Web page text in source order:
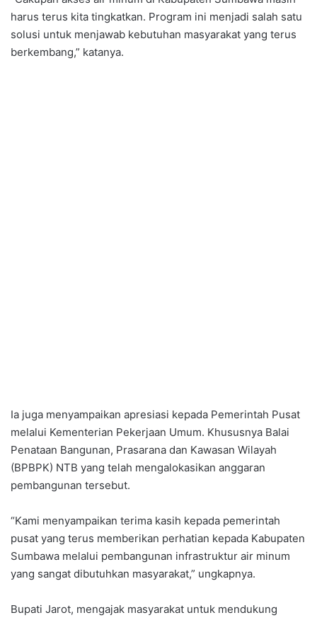
harus terus kita tingkatkan. Program ini menjadi salah satu
solusi untuk menjawab kebutuhan masyarakat yang terus
berkembang,” katanya.
Ia juga menyampaikan apresiasi kepada Pemerintah Pusat
melalui Kementerian Pekerjaan Umum. Khususnya Balai
Penataan Bangunan, Prasarana dan Kawasan Wilayah
(BPBPK) NTB yang telah mengalokasikan anggaran
pembangunan tersebut.
“Kami menyampaikan terima kasih kepada pemerintah
pusat yang terus memberikan perhatian kepada Kabupaten
Sumbawa melalui pembangunan infrastruktur air minum
yang sangat dibutuhkan masyarakat,” ungkapnya.
Bupati Jarot, mengajak masyarakat untuk mendukung